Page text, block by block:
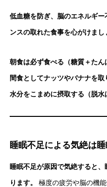
低血糖を防ぎ、脳のエネルギ
ンスの取れた食事を心がけまし
朝食は必ず食べる（糖質＋たん
間食としてナッツやバナナを取
水分をこまめに摂取する（脱水
睡眠不足による気絶は
睡眠不足が原因で気絶すると
ります。 極度の疲労や脳の機